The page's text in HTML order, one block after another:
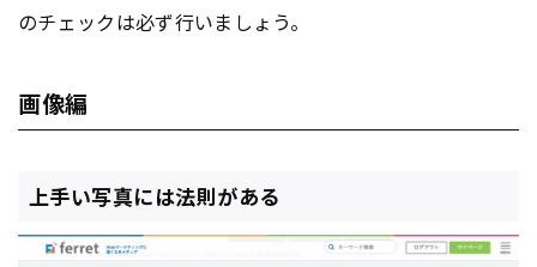
のチェックは必ず行いましょう。
画像編
上手い写真には法則がある